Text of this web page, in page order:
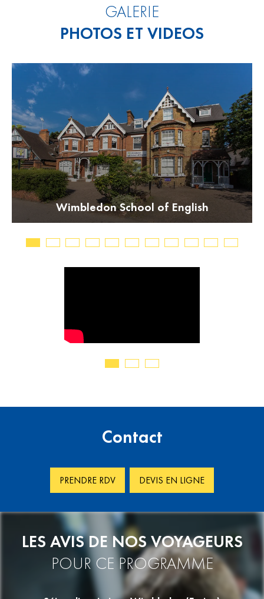
GALERIE
PHOTOS ET VIDEOS
Wimbledon School of English
Contact
PRENDRE RDV DEVIS EN LIGNE
LES AVIS DE NOS VOYAGEURS
POUR CE PROGRAMME